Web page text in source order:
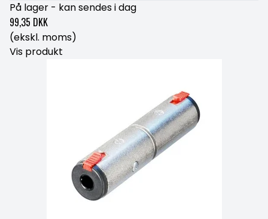
På lager - kan sendes i dag
99,35 DKK
(ekskl. moms)
Vis produkt